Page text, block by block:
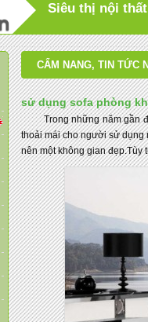
Siêu thị nội
CẨM NANG, TIN TỨC
sử dụng sofa phòng
Trong những năm gần
thoải mái cho người sử dụng
nên một không gian đẹp.Tùy